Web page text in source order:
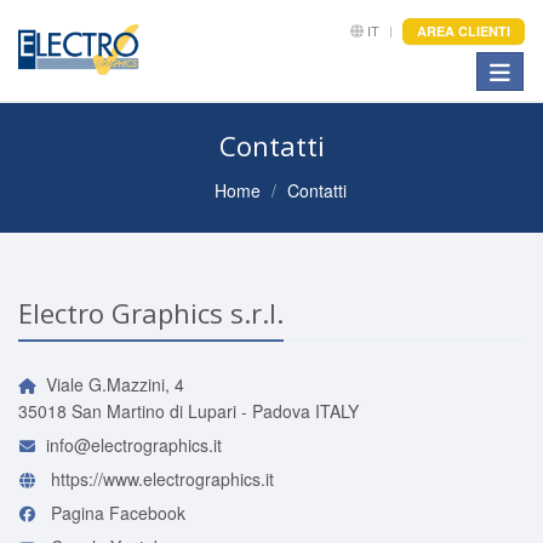
IT AREA CLIENTI
Contatti
Home Contatti
Electro Graphics s.r.l.
Viale G.Mazzini, 4
35018 San Martino di Lupari - Padova ITALY
info@electrographics.it
https://www.electrographics.it
Pagina Facebook